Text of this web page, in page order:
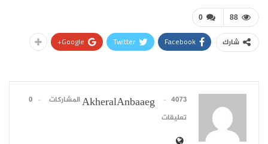
0 88
شارك Facebook
Twitter
Google+
AkheralAnbaaeg 4073 المشاركات
0
تعليقات